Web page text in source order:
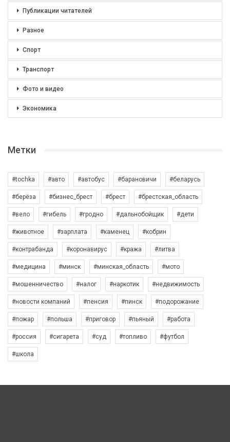
Публикации читателей
Разное
Спорт
Транспорт
Фото и видео
Экономика
Метки
#tochka #авто #автобус #барановичи #беларусь
#берёза #бизнес_брест #брест #брестская_область
#вело #гибель #гродно #дальнобойщик #дети
#животное #зарплата #каменец #кобрин
#контрабанда #коронавирус #кража #литва
#медицина #минск #минская_область #мото
#мошенничество #налог #наркотик #недвижимость
#новости компаний #пенсия #пинск #подорожание
#пожар #польша #приговор #пьяный #работа
#россия #сигарета #суд #топливо #футбол
#школа